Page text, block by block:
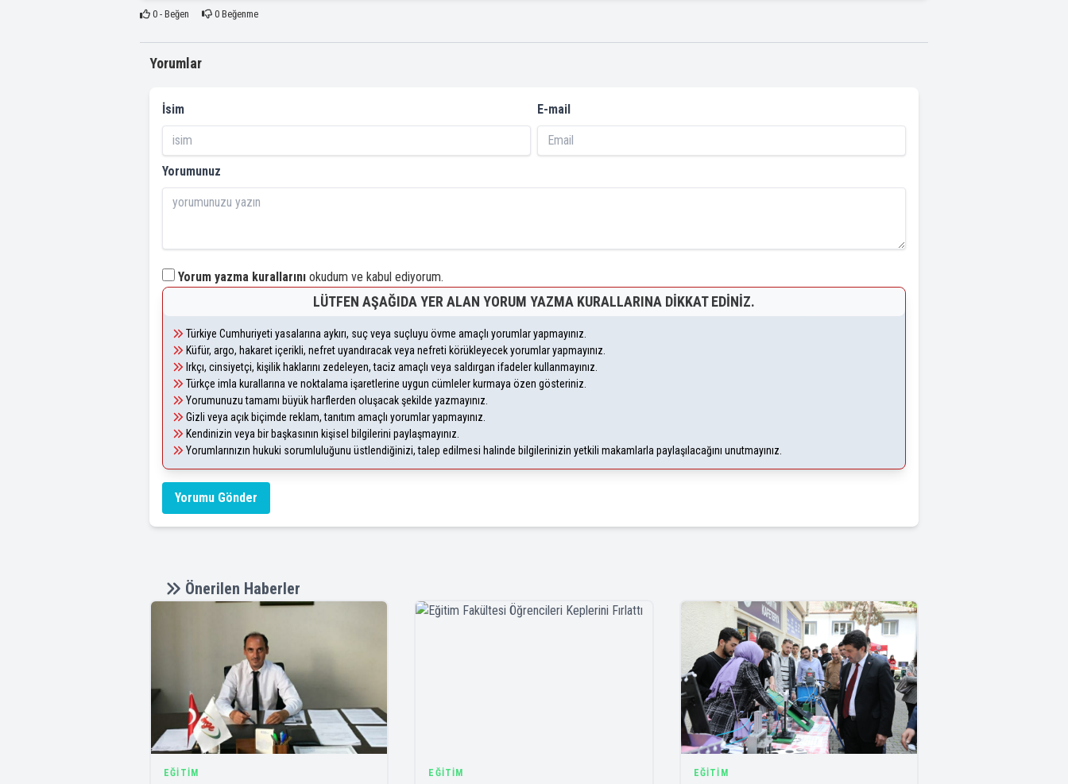
0- Beğen 0Beğenme
Yorumlar
İsim E-mail
Yorumunuz
Yorum yazma kurallarını okudum ve kabul ediyorum.
LÜTFEN AŞAĞIDA YER ALAN YORUM YAZMA KURALLARINA DIKKAT EDINIZ.
Türkiye Cumhuriyeti yasalarına aykırı, suç veya suçluyu övme amaçlı yorumlar yapmayınız.
Küfür, argo, hakaret içerikli, nefret uyandıracak veya nefreti körükleyecek yorumlar yapmayınız.
Irkçı, cinsiyetçi, kişilik haklarını zedeleyen, taciz amaçlı veya saldırgan ifadeler kullanmayınız.
Türkçe imla kurallarına ve noktalama işaretlerine uygun cümleler kurmaya özen gösteriniz.
Yorumunuzu tamamı büyük harflerden oluşacak şekilde yazmayınız.
Gizli veya açık biçimde reklam, tanıtım amaçlı yorumlar yapmayınız.
Kendinizin veya bir başkasının kişisel bilgilerini paylaşmayınız.
Yorumlarınızın hukuki sorumluluğunu üstlendiğinizi, talep edilmesi halinde bilgilerinizin yetkili makamlarla paylaşılacağını unutmayınız.
Yorumu Gönder
Önerilen Haberler
EĞITIM EĞITIM EĞITIM